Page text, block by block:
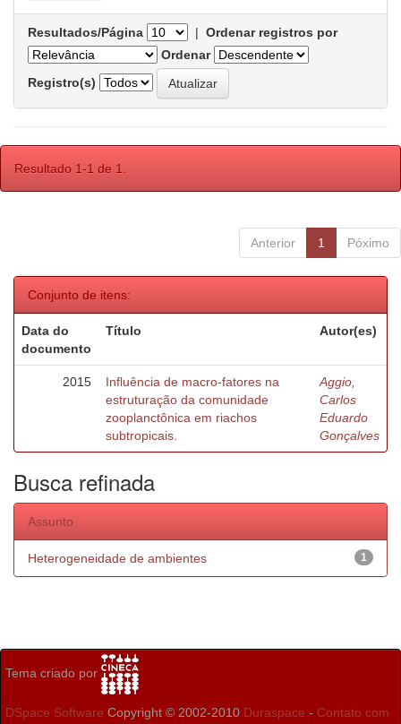
Resultados/Página | Ordenar registros por
Ordenar
Registro(s)
Resultado 1-1 de 1.
Anterior 1 Póximo
Conjunto de itens:
Data do
documento
Título Autor(es)
2015
Influência de macro-fatores na
estruturação da comunidade
zooplanctônica em riachos
subtropicais.
Aggio,
Carlos
Eduardo
Gonçalves
Busca refinada
Assunto
1
Heterogeneidade de ambientes
Tema criado por
DSpace Software Copyright © 2002-2010 Duraspace - Contato com